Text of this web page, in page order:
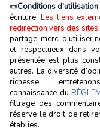
📜Conditions d'utilisation
écriture.Les liens
redirection vers des
partage, merci d’utiliser
et respectueux dans
présentée est plus
autres. La diversité
richesse :
connaissance du
filtrage des
réserve le droit de
établies.